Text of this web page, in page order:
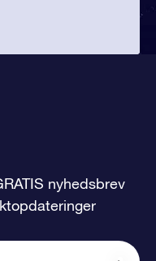
nyhedsbrev